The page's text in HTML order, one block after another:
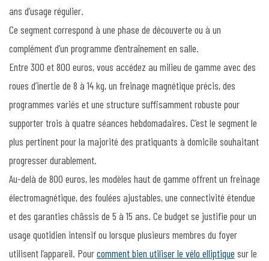
ans d’usage régulier.
Ce segment correspond à une phase de découverte ou à un
complément d’un programme d’entraînement en salle.
Entre 300 et 800 euros, vous accédez au milieu de gamme avec des
roues d’inertie de 8 à 14 kg, un freinage magnétique précis, des
programmes variés et une structure suffisamment robuste pour
supporter trois à quatre séances hebdomadaires. C’est le segment le
plus pertinent pour la majorité des pratiquants à domicile souhaitant
progresser durablement.
Au-delà de 800 euros, les modèles haut de gamme offrent un freinage
électromagnétique, des foulées ajustables, une connectivité étendue
et des garanties châssis de 5 à 15 ans. Ce budget se justifie pour un
usage quotidien intensif ou lorsque plusieurs membres du foyer
utilisent l’appareil. Pourcomment bien utiliser le vélo elliptique sur le